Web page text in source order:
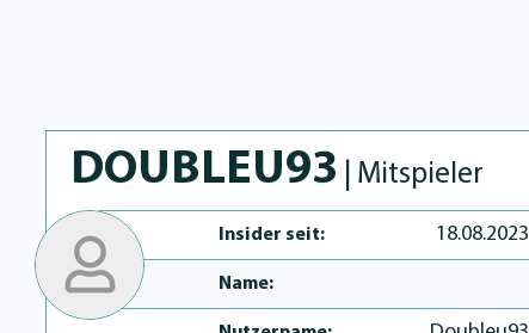
DOUBLEU93 | Mitspieler
Insider seit: 18.08.2023
Name: